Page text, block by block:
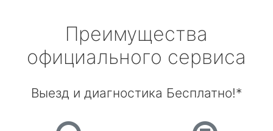
Преимущества
официального сервиса
Выезд и диагностика Бесплатно!*